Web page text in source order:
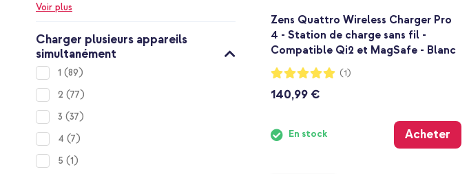
Zens Quattro Wireless Charger Pro
4 - Station de charge sans fil -
Compatible Qi2 et MagSafe - Blanc
Notation:
100%
(1)
140,99 €
En stock Acheter
Voir plus
Charger plusieurs appareils
simultanément
1 89
items
2
77
items
3
37
items
4
7
items
5
1
item